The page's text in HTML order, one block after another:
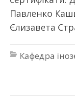
Павленко
Єлизавета
Кафедра